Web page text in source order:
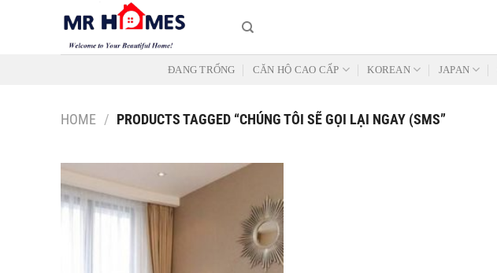
ĐANG TRỐNG CĂN HỘ CAO CẤP KOREAN JAPAN
HOME / PRODUCTS TAGGED “CHÚNG TÔI SẼ GỌI LẠI NGAY (SMS”
Add to
Wishlist